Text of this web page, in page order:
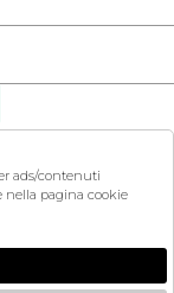
ads/contenuti
nella pagina cookie